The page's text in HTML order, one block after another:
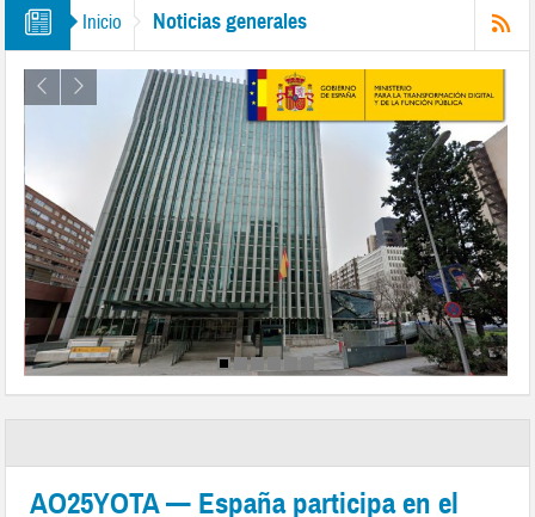
Inicio Noticias generales
AO25YOTA — España participa en el